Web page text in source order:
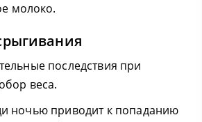
молоко.
последствия при
веса.
ночью приводит к попаданию